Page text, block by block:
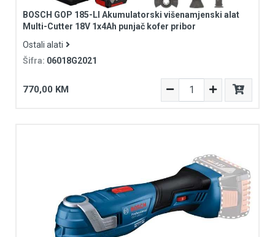
BOSCH GOP 185-LI Akumulatorski višenamjenski alat
Multi-Cutter 18V 1x4Ah punjač kofer pribor
Ostali alati
Šifra: 06018G2021
770,00 KM